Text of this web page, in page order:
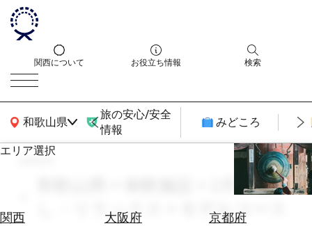
関西について お役立ち情報 検索
和歌山県
関西広域MAP
旅の安心/安全
情報
みどころ
エリア選択
関西 大阪府
京都府
エ
search
和歌山県 × 体験施設 × 2月 × 癒
し・リラックス × モデルコース